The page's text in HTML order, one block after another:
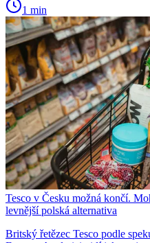
1 min
Tesco v Česku možná končí.
levnější polská alternativa
Britský řetězec Tesco podle